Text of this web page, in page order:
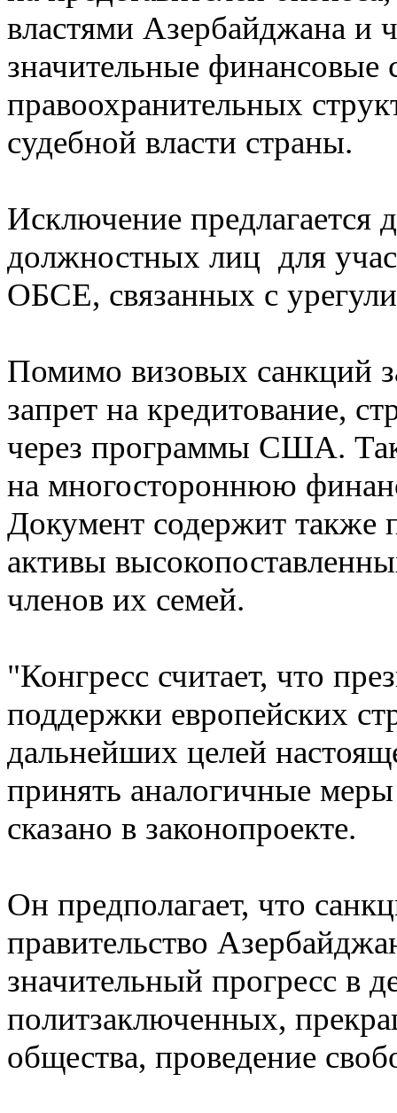
властями Азербайджана и
значительные финансовые
правоохранительных
судебной власти страны.
Исключение
должностных лиц для
ОБСЕ, связанных с
Помимо визовых санкций
запрет на кредитование,
через программы США.
на многостороннюю
Документ содержит также
активы
членов их семей.
"Конгресс считает, что
поддержки европейских
дальнейших целей
принять аналогичные
сказано в законопроекте.
Он предполагает, что
правительство
значительный прогресс в
политзаключенных,
общества, проведение